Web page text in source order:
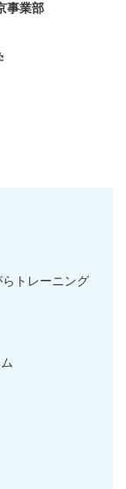
事業部
トレーニング